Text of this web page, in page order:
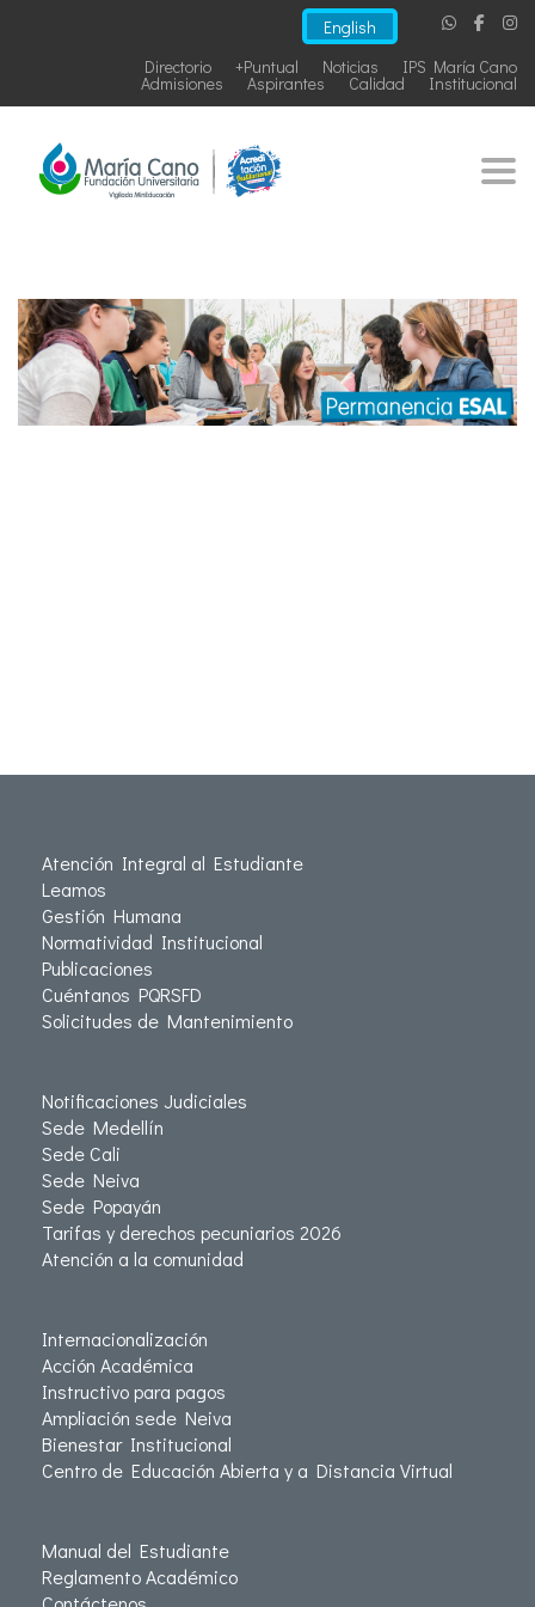
English
IPS María Cano
Noticias
+Puntual
Directorio
Institucional
Calidad
Aspirantes
Admisiones
Atención Integral al Estudiante
Leamos
Gestión Humana
Normatividad Institucional
Publicaciones
Cuéntanos PQRSFD
Solicitudes de Mantenimiento
Notificaciones Judiciales
Sede Medellín
Sede Cali
Sede Neiva
Sede Popayán
Tarifas y derechos pecuniarios 2026
Atención a la comunidad
Internacionalización
Acción Académica
Instructivo para pagos
Ampliación sede Neiva
Bienestar Institucional
Centro de Educación Abierta y a Distancia Virtual
Manual del Estudiante
Reglamento Académico